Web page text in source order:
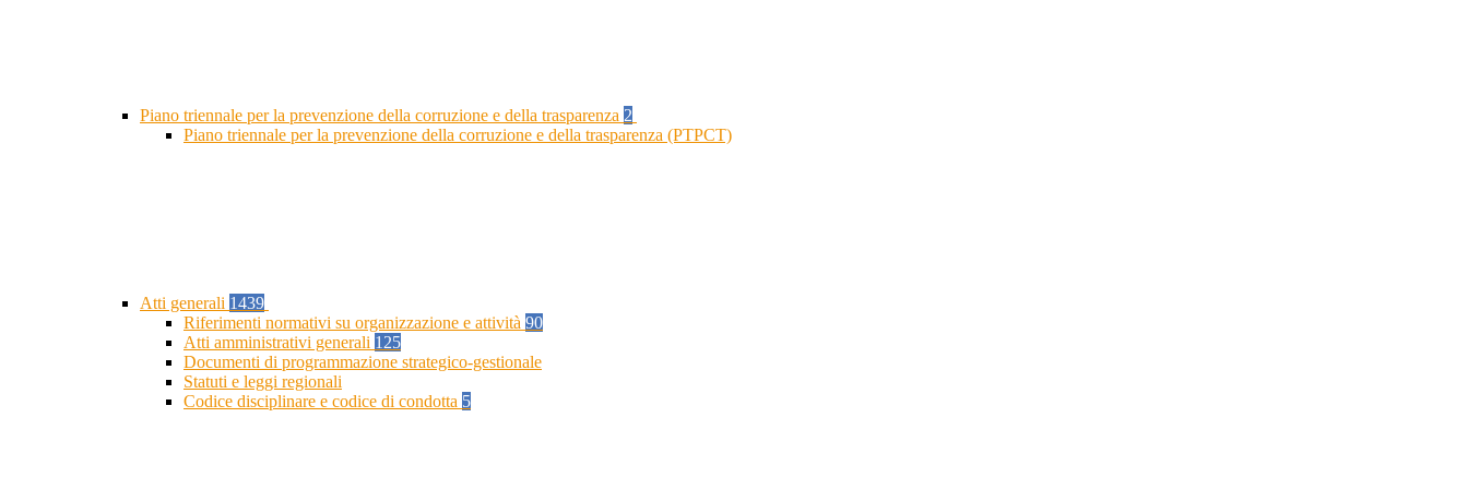
Piano triennale per la prevenzione della corruzione e della trasparenza 2
Piano triennale per la prevenzione della corruzione e della trasparenza (PTPCT)
Atti generali 1439
Riferimenti normativi su organizzazione e attività 90
Atti amministrativi generali 125
Documenti di programmazione strategico-gestionale
Statuti e leggi regionali
Codice disciplinare e codice di condotta 5